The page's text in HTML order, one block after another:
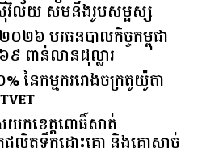
វិល័យ សមនឹងរូបសម្ផស្ស
២៦​ បរធន​បាលកិច្ច​កម្ពុជា​
ពាន់លាន​ដុល្លារ​
នៃ​កម្មករ​រោងចក្រ​តូយ៉ូតា
កខេត្ដពោធិ៍សាត់
ផលិតទឹកដោះគោ និងគោសាច់